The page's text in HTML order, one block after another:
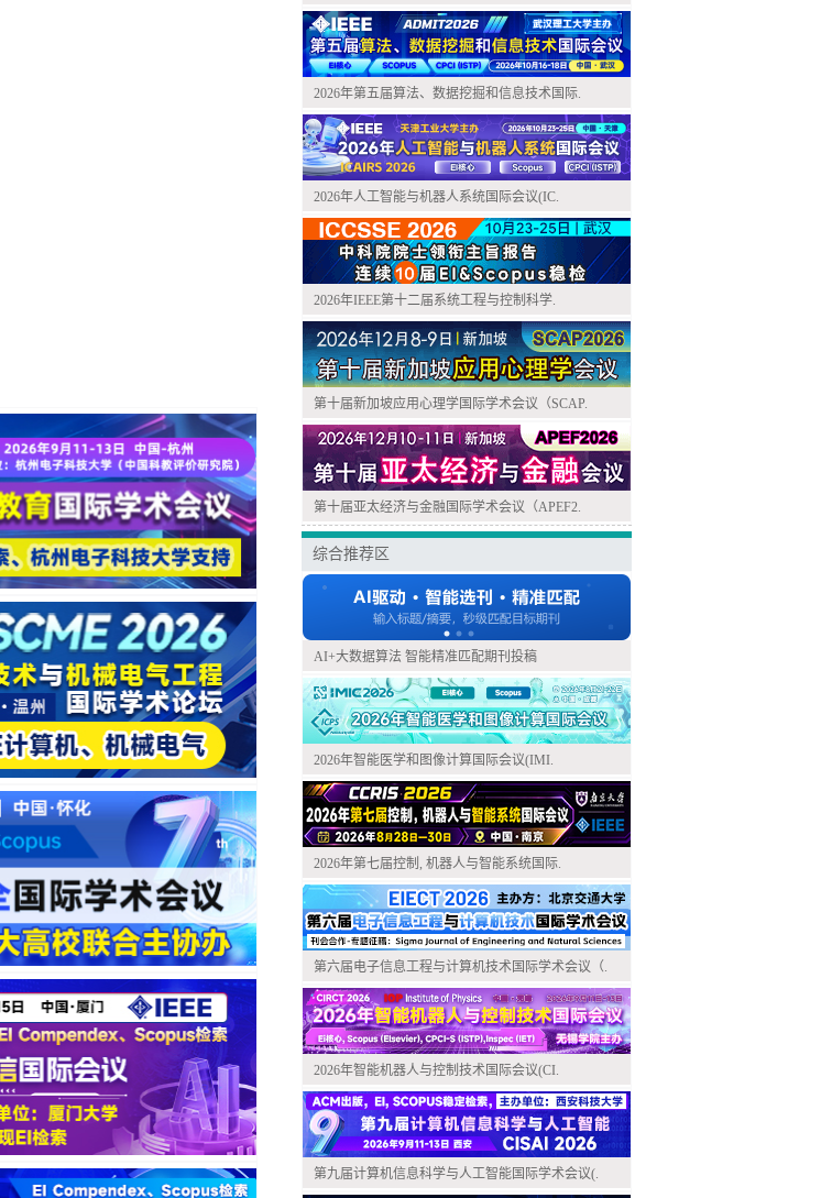
2026年第五届算法、数据挖掘和信息技术国际.
2026年人工智能与机器人系统国际会议(IC.
2026年IEEE第十二届系统工程与控制科学.
第十届新加坡应用心理学国际学术会议（SCAP.
第十届亚太经济与金融国际学术会议（APEF2.
综合推荐区
AI+大数据算法 智能精准匹配期刊投稿
2026年智能医学和图像计算国际会议(IMI.
2026年第七届控制, 机器人与智能系统国际.
第六届电子信息工程与计算机技术国际学术会议（.
2026年智能机器人与控制技术国际会议(CI.
第九届计算机信息科学与人工智能国际学术会议(.